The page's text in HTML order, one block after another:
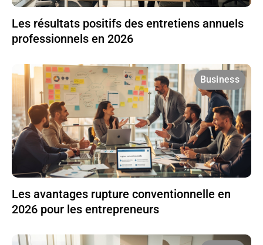
Les résultats positifs des entretiens annuels
professionnels en 2026
Business
Les avantages rupture conventionnelle en
2026 pour les entrepreneurs